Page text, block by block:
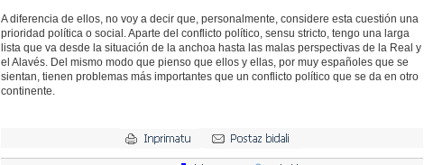
A diferencia de ellos, no voy a decir que, personalmente, considere esta cuestión una
prioridad política o social. Aparte del conflicto político, sensu stricto, tengo una larga
lista que va desde la situación de la anchoa hasta las malas perspectivas de la Real y
el Alavés. Del mismo modo que pienso que ellos y ellas, por muy españoles que se
sientan, tienen problemas más importantes que un conflicto político que se da en otro
continente.